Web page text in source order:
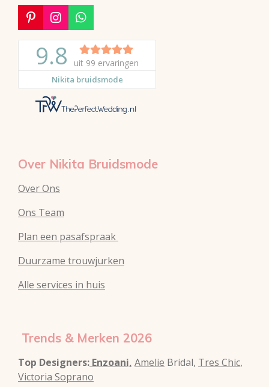
P
i
n
e
e
I
n
s
t
a
g
r
a
m
W
h
a
t
s
A
p
Over Nikita Bruidsmode
Over Ons
Ons Team
Plan een pasafspraak
Duurzame trouwjurken
Alle services in huis
Trends & Merken 2026
Top Designers: Enzoani, Amelie Bridal, Tres Chic,
Victoria Soprano